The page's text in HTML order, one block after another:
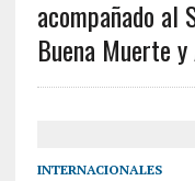
acompañado al
Buena Muerte y
INTERNACIONALES